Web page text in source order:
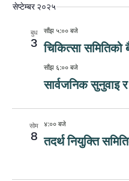
सेप्टेम्बर २०२५
बुध
3
साँझ ५:०० बजे
चिकित्सा
साँझ ६:०० बजे
सार्वजनिक सुनुवाइ
सोम
8
४:०० बजे
तदर्थ नियुक्ति